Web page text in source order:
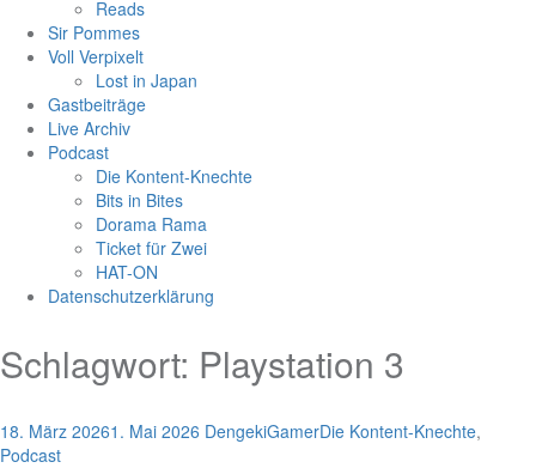
Reads
Sir Pommes
Voll Verpixelt
Lost in Japan
Gastbeiträge
Live Archiv
Podcast
Die Kontent-Knechte
Bits in Bites
Dorama Rama
Ticket für Zwei
HAT-ON
Datenschutzerklärung
Schlagwort: Playstation 3
18. März 20261. Mai 2026 DengekiGamerDie Kontent-Knechte,
Podcast